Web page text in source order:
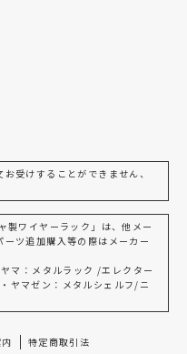
受けすることができません、
製ワイヤーラック」は、他メー
ツ追加購入等の際はメーカー
マ：メタルラック /エレクター
ヤマゼン：メタルシェルフ/ニ
特定商取引法